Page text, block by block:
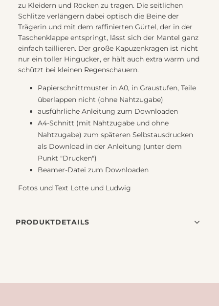
zu Kleidern und Röcken zu tragen. Die seitlichen
Schlitze verlängern dabei optisch die Beine der
Trägerin und mit dem raffinierten Gürtel, der in der
Taschenklappe entspringt, lässt sich der Mantel ganz
einfach taillieren. Der große Kapuzenkragen ist nicht
nur ein toller Hingucker, er hält auch extra warm und
schützt bei kleinen Regenschauern.
Papierschnittmuster in A0, in Graustufen, Teile
überlappen nicht (ohne Nahtzugabe)
ausführliche Anleitung zum Downloaden
A4-Schnitt (mit Nahtzugabe und ohne
Nahtzugabe) zum späteren Selbstausdrucken
als Download in der Anleitung (unter dem
Punkt "Drucken")
Beamer-Datei zum Downloaden
Fotos und Text Lotte und Ludwig
PRODUKTDETAILS